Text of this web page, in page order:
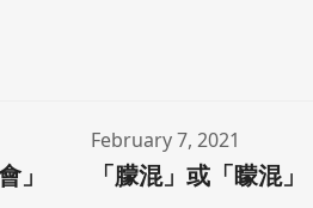
」
February 7, 2021
「朦混」或「矇混」